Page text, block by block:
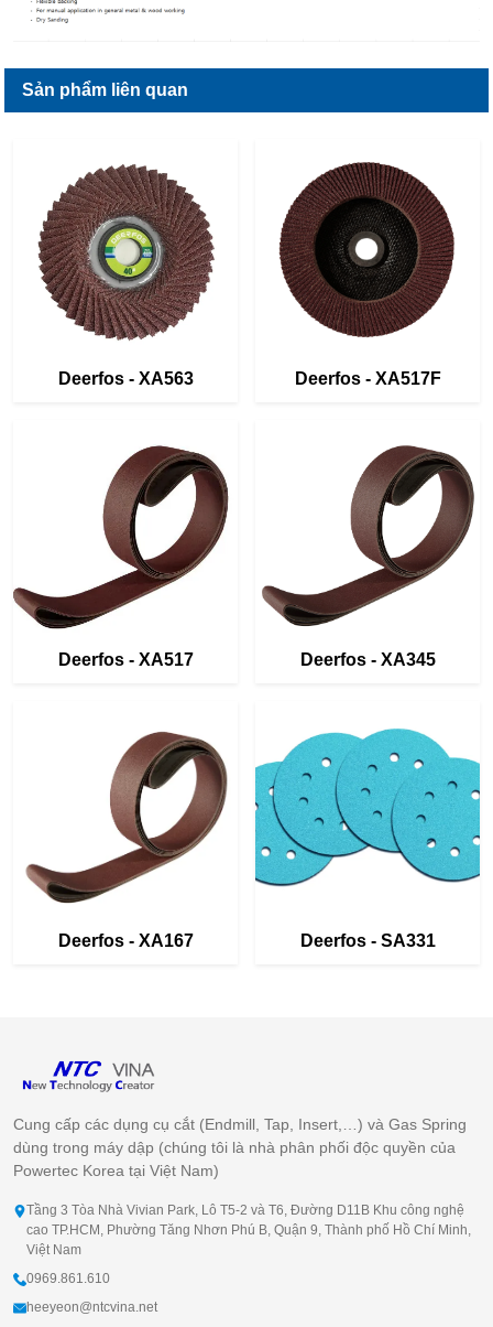
Sản phẩm liên quan
Deerfos - XA563 Deerfos - XA517F
Deerfos - XA517 Deerfos - XA345
Deerfos - XA167 Deerfos - SA331
Cung cấp các dụng cụ cắt (Endmill, Tap, Insert,…) và Gas Spring
dùng trong máy dập (chúng tôi là nhà phân phối độc quyền của
Powertec Korea tại Việt Nam)
Tầng 3 Tòa Nhà Vivian Park, Lô T5-2 và T6, Đường D11B Khu công nghệ
cao TP.HCM, Phường Tăng Nhơn Phú B, Quận 9, Thành phố Hồ Chí Minh,
Việt Nam
0969.861.610
heeyeon@ntcvina.net